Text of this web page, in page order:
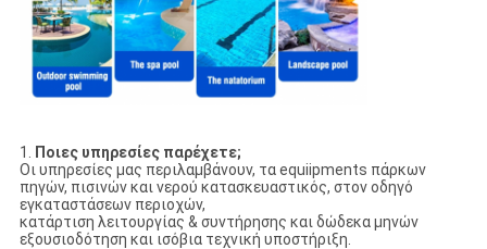
1.
Ποιες υπηρεσίες παρέχετε;
Οι υπηρεσίες μας περιλαμβάνουν, τα equiipments πάρκων
πηγών, πισινών και νερού κατασκευαστικός, στον οδηγό
εγκαταστάσεων περιοχών,
κατάρτιση λειτουργίας & συντήρησης και δώδεκα μηνών
εξουσιοδότηση και ισόβια τεχνική υποστήριξη.